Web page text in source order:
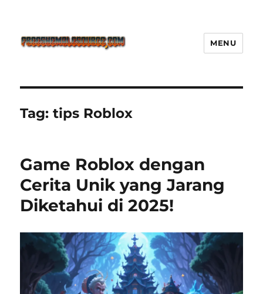
Defense Main Game Ini Pasti
Ketagihan!
MENU
Tag:tips Roblox
Game Roblox dengan
Cerita Unik yang Jarang
Diketahui di 2025!